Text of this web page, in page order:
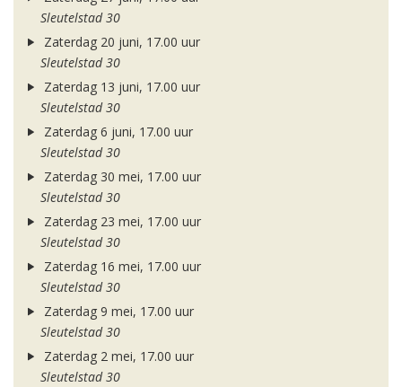
Sleutelstad 30
Zaterdag 20 juni, 17.00 uur
Sleutelstad 30
Zaterdag 13 juni, 17.00 uur
Sleutelstad 30
Zaterdag 6 juni, 17.00 uur
Sleutelstad 30
Zaterdag 30 mei, 17.00 uur
Sleutelstad 30
Zaterdag 23 mei, 17.00 uur
Sleutelstad 30
Zaterdag 16 mei, 17.00 uur
Sleutelstad 30
Zaterdag 9 mei, 17.00 uur
Sleutelstad 30
Zaterdag 2 mei, 17.00 uur
Sleutelstad 30